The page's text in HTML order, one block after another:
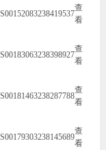
S00152083238419537
查
看
S00183063238398927
查
看
S00181463238287788
查
看
S00179303238145689
查
看